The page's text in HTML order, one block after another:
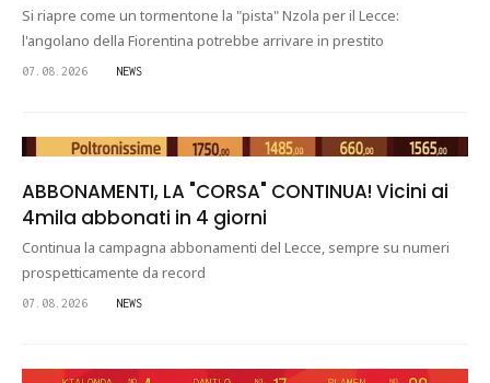
Si riapre come un tormentone la "pista" Nzola per il Lecce:
l'angolano della Fiorentina potrebbe arrivare in prestito
07.08.2026 NEWS
ABBONAMENTI, LA "CORSA" CONTINUA! Vicini ai
4mila abbonati in 4 giorni
Continua la campagna abbonamenti del Lecce, sempre su numeri
prospetticamente da record
07.08.2026 NEWS